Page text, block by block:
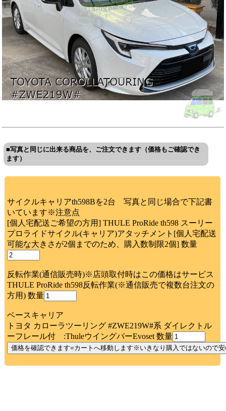
■写真と同じに出来る商品を、ご注文できます（価格もご確認でき
ます）
サイクルキャリアth598Bを2台 写真と同じ場合で下記書
いています※注意点
[個人宅配送ご希望の方用] THULE ProRide th598 スーリー
プロライドサイクル(キャリア)アタッチメント[個人宅配送
可能な大きさが2個までのため、購入数制限2個] 数量
反転作業(通信販売時)※店頭取付時はこの価格はサービス
THULE ProRide th598反転作業(※通信販売で複数台注文の
方用) 数量
ベースキャリア
トヨタ カローラツーリング #ZWE219W#系 ダイレクトル
ーフレール付 :ThuleウイングバーEvoset 数量